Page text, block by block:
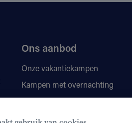
Ons aanbod
Onze vakantiekampen
Kampen met overnachting
Vragen
Kortingen